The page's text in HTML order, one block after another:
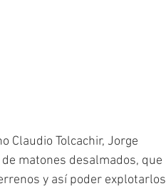
Claudio Tolcachir, Jorge
matones desalmados, que
y así poder explotarlos